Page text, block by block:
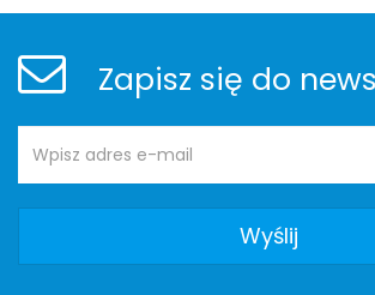
Newsletter
Zapisz się do
Newsletter
e-
mail: